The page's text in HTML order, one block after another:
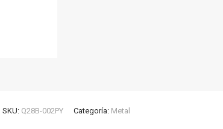
SKU: Q28B-002PY Categoría: Metal